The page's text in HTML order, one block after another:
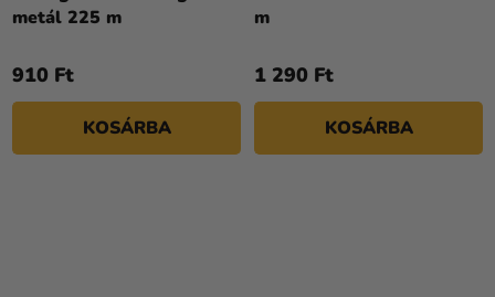
metál 225 m
910 Ft
KOSÁRBA
m
1 290 Ft
KOSÁRBA